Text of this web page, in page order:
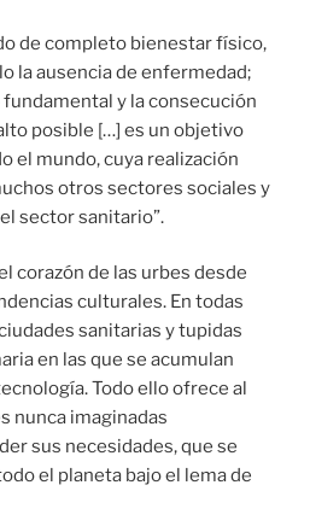
de completo bienestar físico,
la ausencia de enfermedad;
y la consecución
posible […] es un objetivo
el mundo, cuya realización
otros sectores sociales y
sector sanitario”.
corazón de las urbes desde
culturales. En todas
sanitarias y tupidas
en las que se acumulan
Todo ello ofrece al
nunca imaginadas
sus necesidades, que se
el planeta bajo el lema de